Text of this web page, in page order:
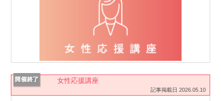
女性応援講座
記事掲載日 2026.05.10